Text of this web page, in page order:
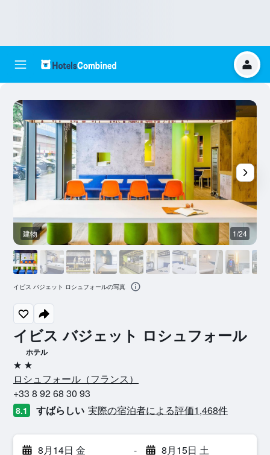
イビス バジェット ロシュフォール
ホテル
2つ星
ロシュフォール​（フランス​）​
+33 8 92 68 30 93
8.1 すばらしい 実際の宿泊者による評価1,468​件
8月14日 金 - 8月15日 土
建物 1/24
イビス バジェット ロシュフォールの写真